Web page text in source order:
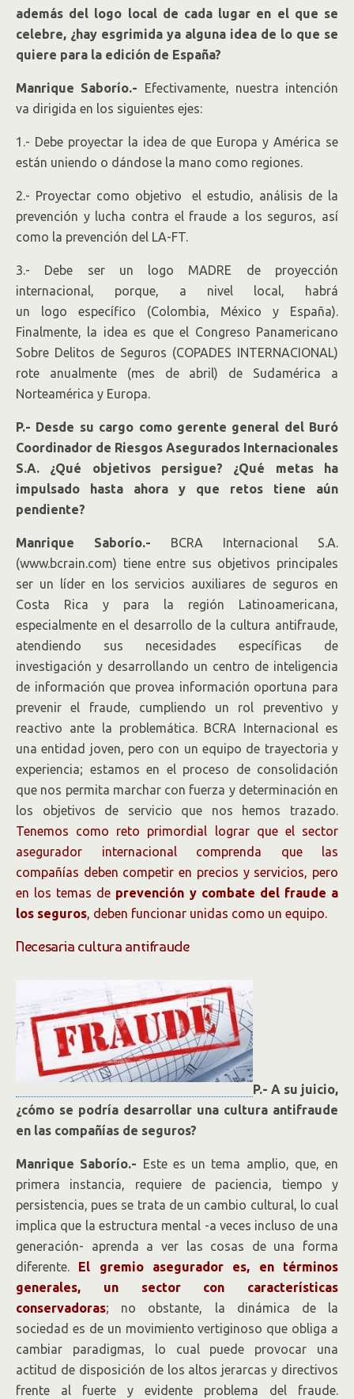
además del logo local de cada lugar en el que se
celebre, ¿hay esgrimida ya alguna idea de lo que se
quiere para la edición de España?
Manrique Saborío.- Efectivamente, nuestra intención
va dirigida en los siguientes ejes:
1.- Debe proyectar la idea de que Europa y América se
están uniendo o dándose la mano como regiones.
2.- Proyectar como objetivo el estudio, análisis de la
prevención y lucha contra el fraude a los seguros, así
como la prevención del LA-FT.
3.- Debe ser un logo MADRE de proyección
internacional, porque, a nivel local, habrá
un logo específico (Colombia, México y España).
Finalmente, la idea es que el Congreso Panamericano
Sobre Delitos de Seguros (COPADES INTERNACIONAL)
rote anualmente (mes de abril) de Sudamérica a
Norteamérica y Europa.
P.- Desde su cargo como gerente general del Buró
Coordinador de Riesgos Asegurados Internacionales
S.A. ¿Qué objetivos persigue? ¿Qué metas ha
impulsado hasta ahora y que retos tiene aún
pendiente?
Manrique Saborío.- BCRA Internacional S.A.
(www.bcrain.com) tiene entre sus objetivos principales
ser un líder en los servicios auxiliares de seguros en
Costa Rica y para la región Latinoamericana,
especialmente en el desarrollo de la cultura antifraude,
atendiendo sus necesidades específicas de
investigación y desarrollando un centro de inteligencia
de información que provea información oportuna para
prevenir el fraude, cumpliendo un rol preventivo y
reactivo ante la problemática. BCRA Internacional es
una entidad joven, pero con un equipo de trayectoria y
experiencia; estamos en el proceso de consolidación
que nos permita marchar con fuerza y determinación en
los objetivos de servicio que nos hemos trazado.
Tenemos como reto primordial lograr que el sector
asegurador internacional comprenda que las
compañías deben competir en precios y servicios, pero
en los temas de prevención y combate del fraude a
los seguros, deben funcionar unidas como un equipo.
Necesaria cultura antifraude
P.- A su juicio,
¿cómo se podría desarrollar una cultura antifraude
en las compañías de seguros?
Manrique Saborío.- Este es un tema amplio, que, en
primera instancia, requiere de paciencia, tiempo y
persistencia, pues se trata de un cambio cultural, lo cual
implica que la estructura mental -a veces incluso de una
generación- aprenda a ver las cosas de una forma
diferente. El gremio asegurador es, en términos
generales, un sector con características
conservadoras; no obstante, la dinámica de la
sociedad es de un movimiento vertiginoso que obliga a
cambiar paradigmas, lo cual puede provocar una
actitud de disposición de los altos jerarcas y directivos
frente al fuerte y evidente problema del fraude.